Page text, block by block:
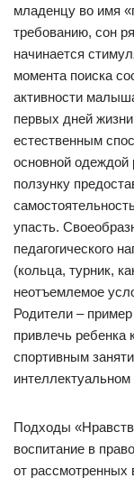
младенцу во имя
требованию, сон
начинается
момента поиска
активности
первых дней
естественным
основной
ползунку
упасть.
педагогического
(кольца, турник,
неотъемлемое
Родители –
привлечь
спортивным
интеллектуальном
Подходы
воспитание в
от рассмотренных